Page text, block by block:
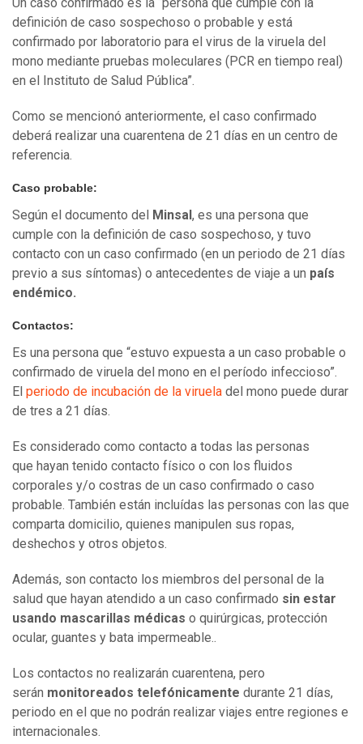
definición de caso sospechoso o probable y está
confirmado por laboratorio para el virus de la viruela del
mono mediante pruebas moleculares (PCR en tiempo real)
en el Instituto de Salud Pública”.
Como se mencionó anteriormente, el caso confirmado
deberá realizar una cuarentena de 21 días en un centro de
referencia.
Caso probable:
Según el documento del Minsal, es una persona que
cumple con la definición de caso sospechoso, y tuvo
contacto con un caso confirmado (en un periodo de 21 días
previo a sus síntomas) o antecedentes de viaje a un país
endémico.
Contactos:
Es una persona que “estuvo expuesta a un caso probable o
confirmado de viruela del mono en el período infeccioso”.
El periodo de incubación de la viruela del mono puede durar
de tres a 21 días.
Es considerado como contacto a todas las personas
que hayan tenido contacto físico o con los fluidos
corporales y/o costras de un caso confirmado o caso
probable. También están incluídas las personas con las que
comparta domicilio, quienes manipulen sus ropas,
deshechos y otros objetos.
Además, son contacto los miembros del personal de la
salud que hayan atendido a un caso confirmado sin estar
usando mascarillas médicas o quirúrgicas, protección
ocular, guantes y bata impermeable..
Los contactos no realizarán cuarentena, pero
serán monitoreados telefónicamente durante 21 días,
periodo en el que no podrán realizar viajes entre regiones e
internacionales.